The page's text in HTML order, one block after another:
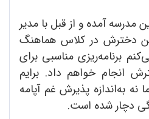
مدرسه آمده و از قبل با مدیر
دخترش در کلاس هماهنگ
برنامه‌ریزی مناسبی برای
انجام خواهم داد. برایم
به‌اندازه پذیرش غم آپامه
دچار شده است.